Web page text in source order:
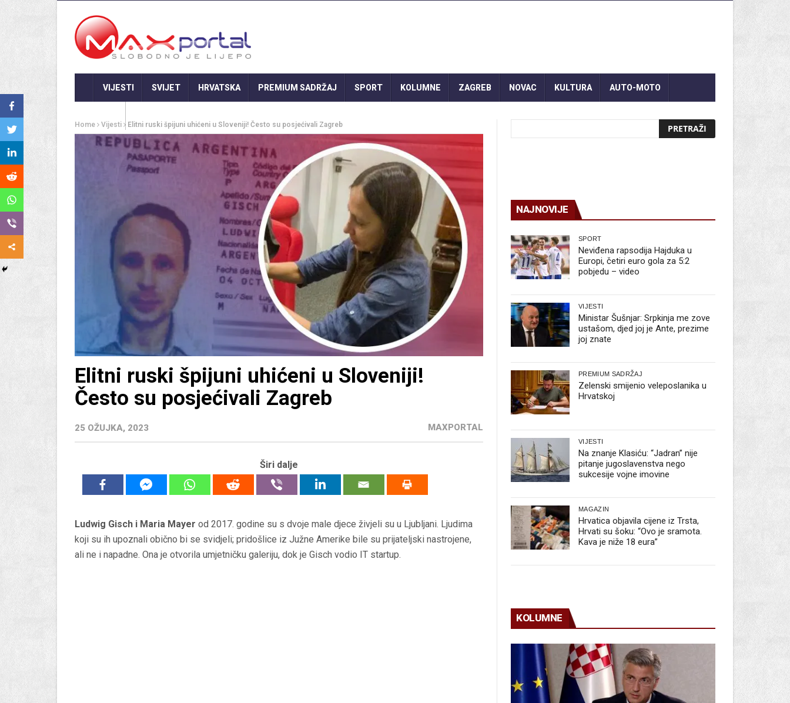
VIJESTI SVIJET HRVATSKA PREMIUM SADRŽAJ SPORT KOLUMNE ZAGREB NOVAC KULTURA AUTO-MOTO
Home Vijesti Elitni ruski špijuni uhićeni u Sloveniji! Često su posjećivali Zagreb
Elitni ruski špijuni uhićeni u Sloveniji!
Često su posjećivali Zagreb
25 OŽUJKA, 2023 MAXPORTAL
Širi dalje
Ludwig Gisch i Maria Mayer od 2017. godine su s dvoje male djece živjeli su u Ljubljani. Ljudima
koji su ih upoznali obično bi se svidjeli; pridošlice iz Južne Amerike bile su prijateljski nastrojene,
ali ne i napadne. Ona je otvorila umjetničku galeriju, dok je Gisch vodio IT startup.
NAJNOVIJE
SPORT
Neviđena rapsodija Hajduka u
Europi, četiri euro gola za 5:2
pobjedu – video
VIJESTI
Ministar Šušnjar: Srpkinja me zove
ustašom, djed joj je Ante, prezime
joj znate
PREMIUM SADRŽAJ
Zelenski smijenio veleposlanika u
Hrvatskoj
VIJESTI
Na znanje Klasiću: “Jadran” nije
pitanje jugoslavenstva nego
sukcesije vojne imovine
MAGAZIN
Hrvatica objavila cijene iz Trsta,
Hrvati su šoku: “Ovo je sramota.
Kava je niže 18 eura”
KOLUMNE